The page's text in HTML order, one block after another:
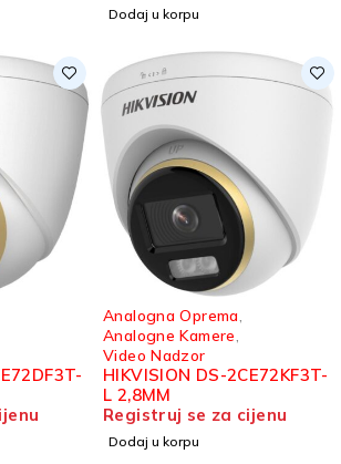
Dodaj u korpu
Analogna Oprema
Analogne Kamere
Video Nadzor
HIKVISION DS-2CE72KF3T-
L 2,8MM
Registruj se za cijenu
Dodaj u korpu